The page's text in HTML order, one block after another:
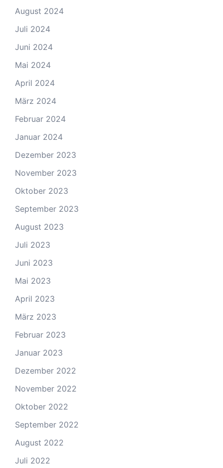
August 2024
Juli 2024
Juni 2024
Mai 2024
April 2024
März 2024
Februar 2024
Januar 2024
Dezember 2023
November 2023
Oktober 2023
September 2023
August 2023
Juli 2023
Juni 2023
Mai 2023
April 2023
März 2023
Februar 2023
Januar 2023
Dezember 2022
November 2022
Oktober 2022
September 2022
August 2022
Juli 2022